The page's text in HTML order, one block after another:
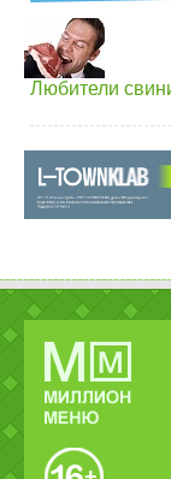
Любители